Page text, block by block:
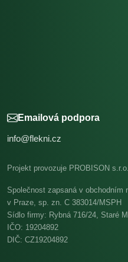
Emailová podpora
info@flekni.cz
Projekt provozuje PROBISON s.r.o.
Společnost zapsaná v obchodním
v Praze, sp. zn. C 383014/MSPH
Sídlo firmy: Rybná 716/24, Staré
IČO: 19204892
DIČ: CZ19204892